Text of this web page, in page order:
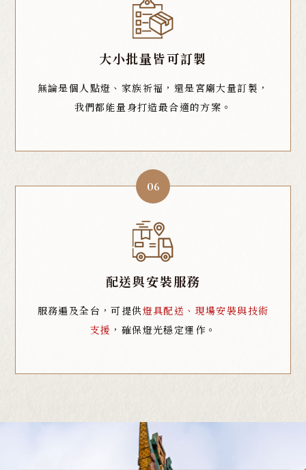
大小批量皆可訂製
無論是個人點燈、家族祈福，還是宮廟大量訂製，
我們都能量身打造最合適的方案。
06
配送與安裝服務
服務遍及全台，可提供燈具配送、現場安裝與技術
支援 ，確保燈光穩定運作。